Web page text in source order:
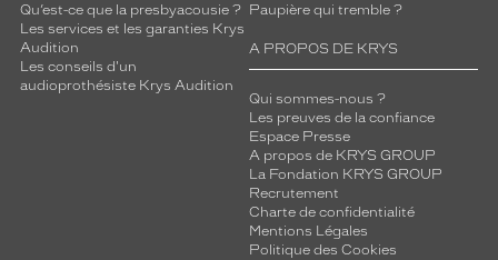
Qu’est-ce que la presbyacousie ?
Les services et les garanties Krys
Audition
Les conseils d'un
audioprothésiste Krys Audition
Paupière qui tremble ?
A PROPOS DE KRYS
Qui sommes-nous ?
Les preuves de la confiance
Espace Presse
A propos de KRYS GROUP
La Fondation KRYS GROUP
Recrutement
Charte de confidentialité
Mentions Légales
Politique des Cookies